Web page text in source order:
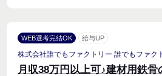
WEB選考完結OK 給与UP
株式会社誰でもファクトリー 誰でもファ
月収38万円以上可♪建材用鉄